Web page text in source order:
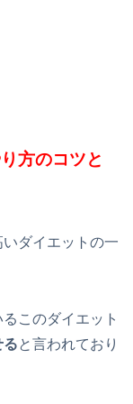
方のコツと
ダイエットの一
このダイエット
ると言われており